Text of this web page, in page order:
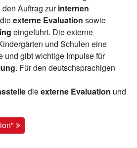
Auftrag zurinternen
externe Evaluation sowie
eingeführt. Die externe
und Schulen eine
und gibt wichtige Impulse für
. Für den deutschsprachigen
dieexterne Evaluation und